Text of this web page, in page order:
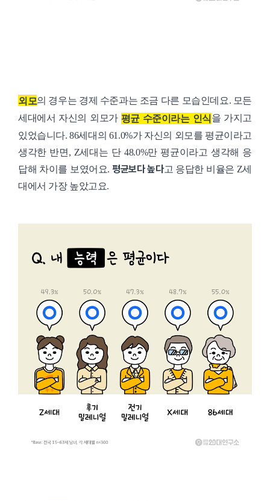
외모의 경우는 경제 수준과는 조금 다른 모습인데요. 모든
세대에서 자신의 외모가 평균 수준이라는 인식을 가지고
있었습니다.86세대의 61.0%가 자신의 외모를 평균이라고
생각한 반면, Z세대는 단 48.0%만 평균이라고 생각해 응
답해 차이를 보였어요.평균보다 높다고 응답한 비율은 Z세
대에서 가장 높았고요.